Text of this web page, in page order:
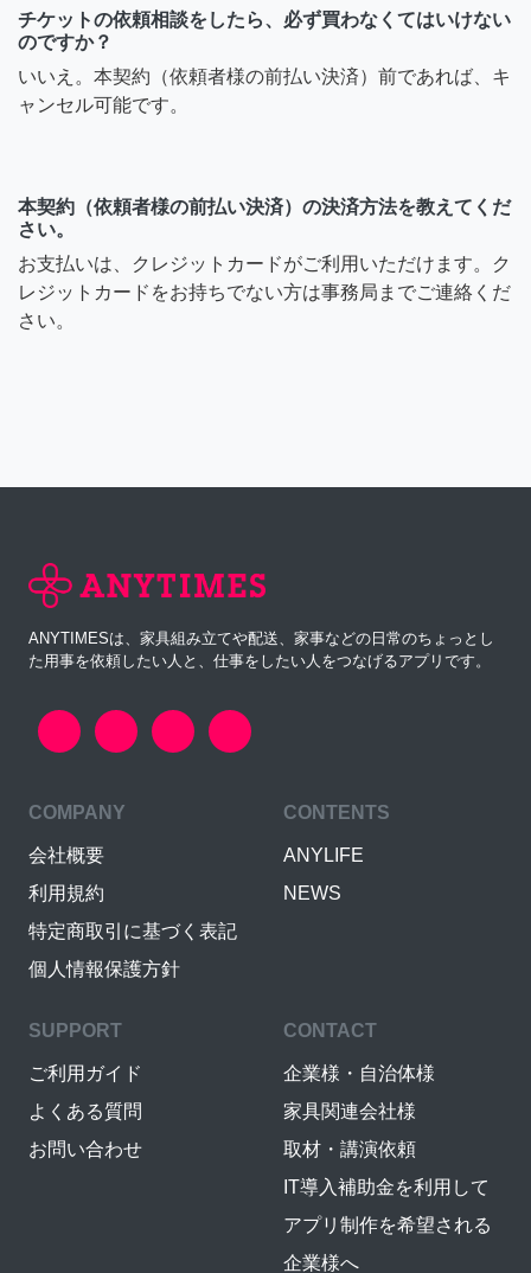
チケットの依頼相談をしたら、必ず買わなくてはいけない
のですか？
いいえ。本契約（依頼者様の前払い決済）前であれば、キ
ャンセル可能です。
本契約（依頼者様の前払い決済）の決済方法を教えてくだ
さい。
お支払いは、クレジットカードがご利用いただけます。ク
レジットカードをお持ちでない方は事務局までご連絡くだ
さい。
ANYTIMESは、家具組み立てや配送、家事などの日常のちょっとし
た用事を依頼したい人と、仕事をしたい人をつなげるアプリです。
COMPANY
会社概要
利用規約
特定商取引に基づく表記
個人情報保護方針
CONTENTS
ANYLIFE
NEWS
SUPPORT
ご利用ガイド
よくある質問
お問い合わせ
CONTACT
企業様・自治体様
家具関連会社様
取材・講演依頼
IT導入補助金を利用して
アプリ制作を希望される
企業様へ